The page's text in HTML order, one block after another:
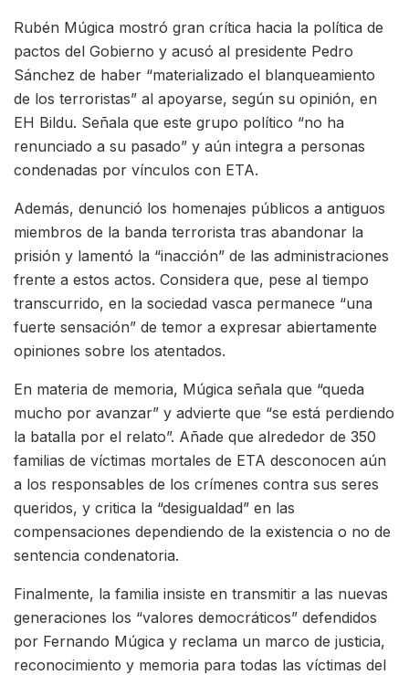
Rubén Múgica mostró gran crítica hacia la política de
pactos del Gobierno y acusó al presidente Pedro
Sánchez de haber “materializado el blanqueamiento
de los terroristas” al apoyarse, según su opinión, en
EH Bildu. Señala que este grupo político “no ha
renunciado a su pasado” y aún integra a personas
condenadas por vínculos con ETA.
Además, denunció los homenajes públicos a antiguos
miembros de la banda terrorista tras abandonar la
prisión y lamentó la “inacción” de las administraciones
frente a estos actos. Considera que, pese al tiempo
transcurrido, en la sociedad vasca permanece “una
fuerte sensación” de temor a expresar abiertamente
opiniones sobre los atentados.
En materia de memoria, Múgica señala que “queda
mucho por avanzar” y advierte que “se está perdiendo
la batalla por el relato”. Añade que alrededor de 350
familias de víctimas mortales de ETA desconocen aún
a los responsables de los crímenes contra sus seres
queridos, y critica la “desigualdad” en las
compensaciones dependiendo de la existencia o no de
sentencia condenatoria.
Finalmente, la familia insiste en transmitir a las nuevas
generaciones los “valores democráticos” defendidos
por Fernando Múgica y reclama un marco de justicia,
reconocimiento y memoria para todas las víctimas del